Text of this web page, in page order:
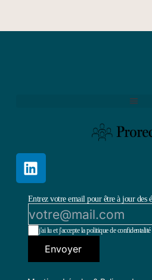
Entrez votre email pour être à jour des
j'ai lu et j'accepte la politique de
Envoyer